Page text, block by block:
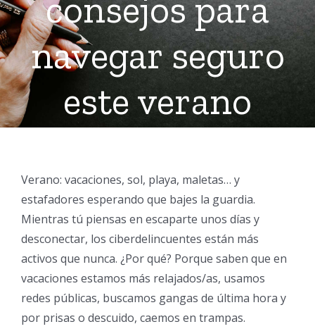
consejos para
navegar seguro
este verano
Verano: vacaciones, sol, playa, maletas… y
estafadores esperando que bajes la guardia.
Mientras tú piensas en escaparte unos días y
desconectar, los ciberdelincuentes están más
activos que nunca. ¿Por qué? Porque saben que en
vacaciones estamos más relajados/as, usamos
redes públicas, buscamos gangas de última hora y
por prisas o descuido, caemos en trampas.